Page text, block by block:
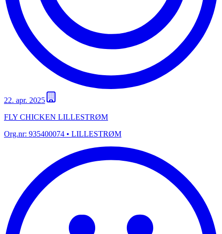
22. apr. 2025
FLY CHICKEN LILLESTRØM
Org.nr: 935400074 • LILLESTRØM